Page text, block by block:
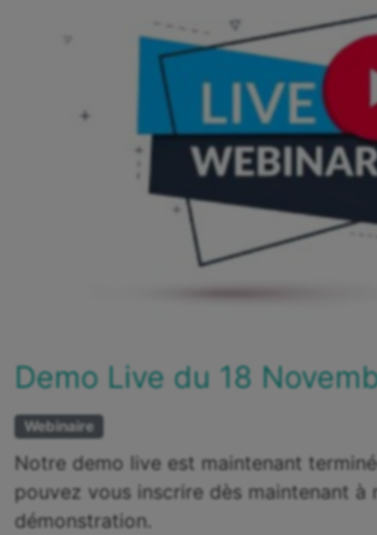
Demo Live du 18
Webinaire
Notre demo live est maintenant
pouvez vous inscrire dès maintenant à
démonstration.